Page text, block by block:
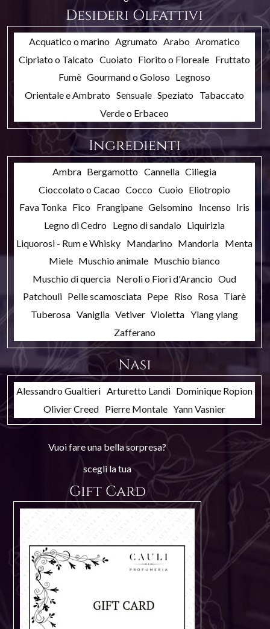
Desideri Olfattivi
Acquatico o marino Agrumato Arabo Aromatico
Cipriato o Talcato Cuoiato Fiorito o Floreale Fruttato
Fumè Gourmand o Goloso Legnoso
Orientale e Ambrato Sensuale Speziato Tabaccato
Verde o Erbaceo
Ingredienti
Ambra Bergamotto Cannella Ciliegia
Cioccolato o Cacao Cocco Cuoio Eliotropio
Fava Tonka Fico Frangipane Gelsomino Incenso Iris
Legno di Cedro Legno di sandalo Liquirizia
Liquorosi - Rum e Whisky Mandarino Mandorla Menta
Miele Muschio animale Muschio bianco
Muschio di quercia Neroli o Fiori d'Arancio Oud
Patchouli Pelle scamosciata Pepe Riso Rosa Tiarè
Tuberosa Vaniglia Vetiver Violetta Ylang ylang
Zafferano
Nasi
Alessandro Gualtieri Arturetto Landi Dominique Ropion
Olivier Creed Pierre Montale Yann Vasnier
Vuoi fare una bella sorpresa?
scegli la tua
Gift Card